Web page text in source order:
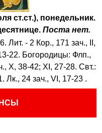
ст.ст.), понедельник.
Поста нет.
Лит. - 2 Кор., 171 зач., II,
22. Богородицы: Флп.,
X, 38-42; XI, 27-28. Свт.:
Лк., 24 зач., VI, 17-23 .